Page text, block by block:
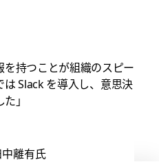
を持つことが組織のスピー
Slack を導入し、意思決
」
離有氏